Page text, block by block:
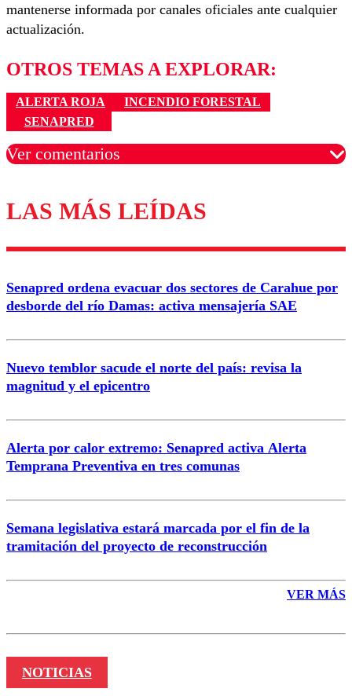
mantenerse informada por canales oficiales ante cualquier
actualización.
OTROS TEMAS A EXPLORAR:
ALERTA ROJA
INCENDIO FORESTAL
SENAPRED
Ver comentarios
Los comentarios son moderados para garantizar un
diálogo respetuoso.
Nombre
Correo
LAS MÁS LEÍDAS
Senapred ordena evacuar dos sectores de Carahue por
desborde del río Damas: activa mensajería SAE
Nuevo temblor sacude el norte del país: revisa la
magnitud y el epicentro
Alerta por calor extremo: Senapred activa Alerta
Temprana Preventiva en tres comunas
Semana legislativa estará marcada por el fin de la
tramitación del proyecto de reconstrucción
VER MÁS
NOTICIAS